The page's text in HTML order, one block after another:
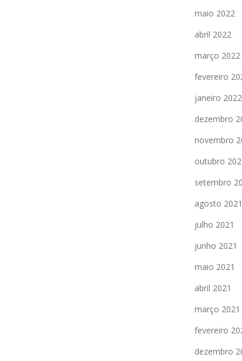
maio 2022
abril 2022
março 2022
fevereiro
janeiro 2022
dezembro
novembro
outubro
setembro
agosto 2021
julho 2021
junho 2021
maio 2021
abril 2021
março 2021
fevereiro
dezembro